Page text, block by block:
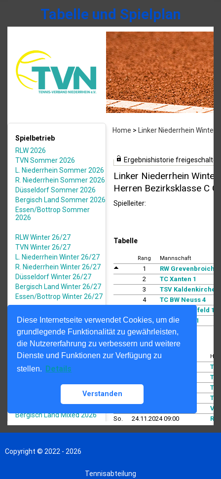
Tabelle und Spielplan
Copyright © 2022 - 2026
Tennisabteilung